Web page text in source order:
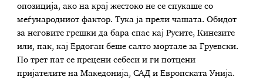
опозиција, ако на крај жестоко не се спукаше со
меѓународниот фактор. Тука ја прели чашата. Обидот
за неговите грешки да бара спас кај Русите, Кинезите
или, пак, кај Ердоган беше салто мортале за Груевски.
По трет пат се прецени себеси и ги потцени
пријателите на Македонија, САД и Европската Унија.